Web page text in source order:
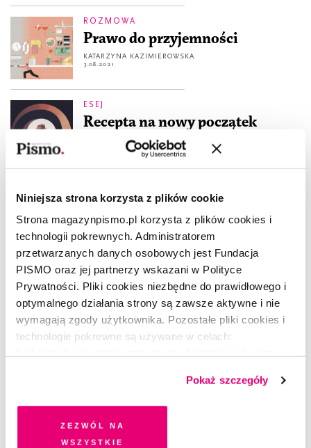
Niniejsza strona korzysta z plików cookie
Strona magazynpismo.pl korzysta z plików cookies i
technologii pokrewnych. Administratorem
przetwarzanych danych osobowych jest Fundacja
PISMO oraz jej partnerzy wskazani w Polityce
Prywatności. Pliki cookies niezbędne do prawidłowego i
optymalnego działania strony są zawsze aktywne i nie
wymagają zgody użytkownika. Pozostałe pliki cookies i
technologie pokrewne są używane w celach:
dobrowolną zgodę na pliki cookies i technologie
pokrewne, zgadzasz się na przechowywanie informacji
na Twoim urządzeniu końcowym lub dostęp do niego i
przetwarzanie danych. Zgodę na wszystkie lub niektóre
Pokaż szczegóły
Zezwól na
wszystkie
ROZMOWA
Prawo do przyjemności
KATARZYNA KAZIMIEROWSKA
3.08.2021
ESEJ
Recepta na nowy początek
ZUZANNA KOWALCZYK
À propos obowiązku troski
ZUZANNA KOWALCZYK
KOMIKS
Legendy późnego kapitalizmu
TOMASZ KONTNY , AGATA WAWRYNIUK
2.12.2020
ESEJ
Gracze z Doliny Krzemowej chcą
NAOMI KLEIN
ESEJ